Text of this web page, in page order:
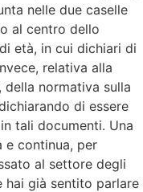
nelle due caselle
al centro dello
età, in cui dichiari di
relativa alla
normativa sulla
di essere
tali documenti. Una
continua, per
al settore degli
hai già sentito parlare